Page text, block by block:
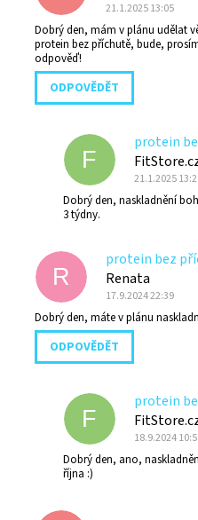
21.1.2025 13:05
Dobrý den, mám v plánu udělat
protein bez příchutě, bude,
odpověď!
ODPOVĚDĚT
F
protein
21.1.2025
Dobrý den, naskladnění
3 týdny.
R
protein bez
Renata
17.9.2024 22:39
Dobrý den, máte v plánu
ODPOVĚDĚT
F
protein
18.9.2024
Dobrý den, ano,
října :)